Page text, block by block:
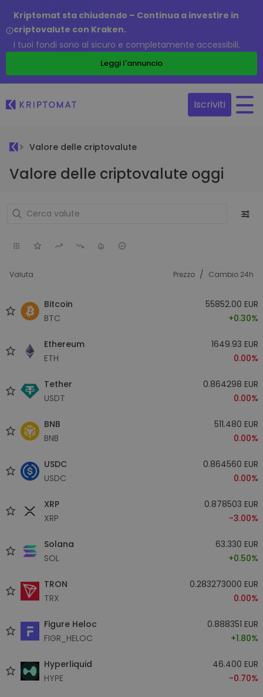
Kriptomat sta chiudendo – Continua a investire in
criptovalute con Kraken.
I tuoi fondi sono al sicuro e completamente accessibili.
Leggi l'annuncio
Iscriviti
Valore delle criptovalute
Valore delle criptovalute oggi
Valuta Prezzo / Cambio 24h
Bitcoin
BTC
55852.00 EUR
+0.30%
Ethereum
ETH
1649.93 EUR
0.00%
Tether
USDT
0.864298 EUR
0.00%
BNB
BNB
511.480 EUR
0.00%
USDC
USDC
0.864560 EUR
0.00%
XRP
XRP
0.878503 EUR
-3.00%
Solana
SOL
63.330 EUR
+0.50%
TRON
TRX
0.283273000 EUR
0.00%
Figure Heloc
FIGR_HELOC
0.888351 EUR
+1.80%
Hyperliquid
HYPE
46.400 EUR
-0.70%